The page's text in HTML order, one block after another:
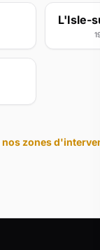
L'Isle-
nos zones